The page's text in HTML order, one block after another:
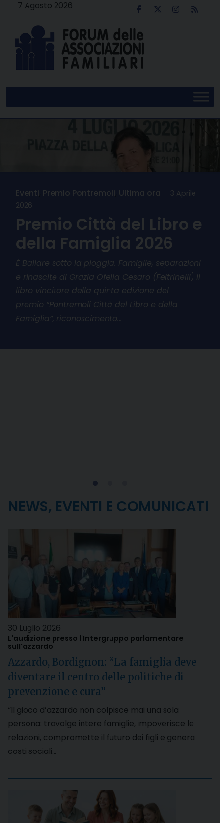
7 Agosto 2026
Eventi Premio Pontremoli Ultima ora
3 Aprile
2026
Premio Città del Libro e
della Famiglia 2026
È Ballare sotto la pioggia. Famiglie, separazioni
e rinascite di Grazia Ofelia Cesaro (Feltrinelli) il
libro vincitore della quinta edizione del
premio “Pontremoli Città del Libro e della
Famiglia”, riconoscimento…
NEWS, EVENTI E COMUNICATI
30 Luglio 2026
L'audizione presso l'Intergruppo parlamentare
sull'azzardo
Azzardo, Bordignon: “La famiglia deve
diventare il centro delle politiche di
prevenzione e cura”
“Il gioco d’azzardo non colpisce mai una sola
persona: travolge intere famiglie, impoverisce le
relazioni, compromette il futuro dei figli e genera
costi sociali…